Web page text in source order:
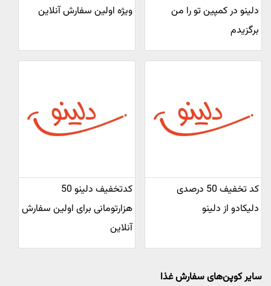
دلینو در کمپین تو را من
برگزیدم
ویژه اولین سفارش آنلاین
کد تخفیف 50 درصدی
دلیکادو از دلینو
کدتخفیف دلینو 50
هزارتومانی برای اولین سفارش
آنلاین
سایر کوپن‌های سفارش غذا